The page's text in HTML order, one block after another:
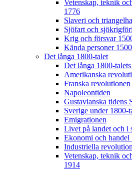
Vetenskap, teknik
1776
Slaveri och
Sjöfart och
Krig och försvar
Kända personer
Det långa 1800-talet
Det långa 1800-
Amerikanska
Franska revolutionen
Napoleontiden
Gustavianska tidens
Sverige under 1800-
Emigrationen
Livet på landet och i
Ekonomi och handel
Industriella
Vetenskap, teknik
1914